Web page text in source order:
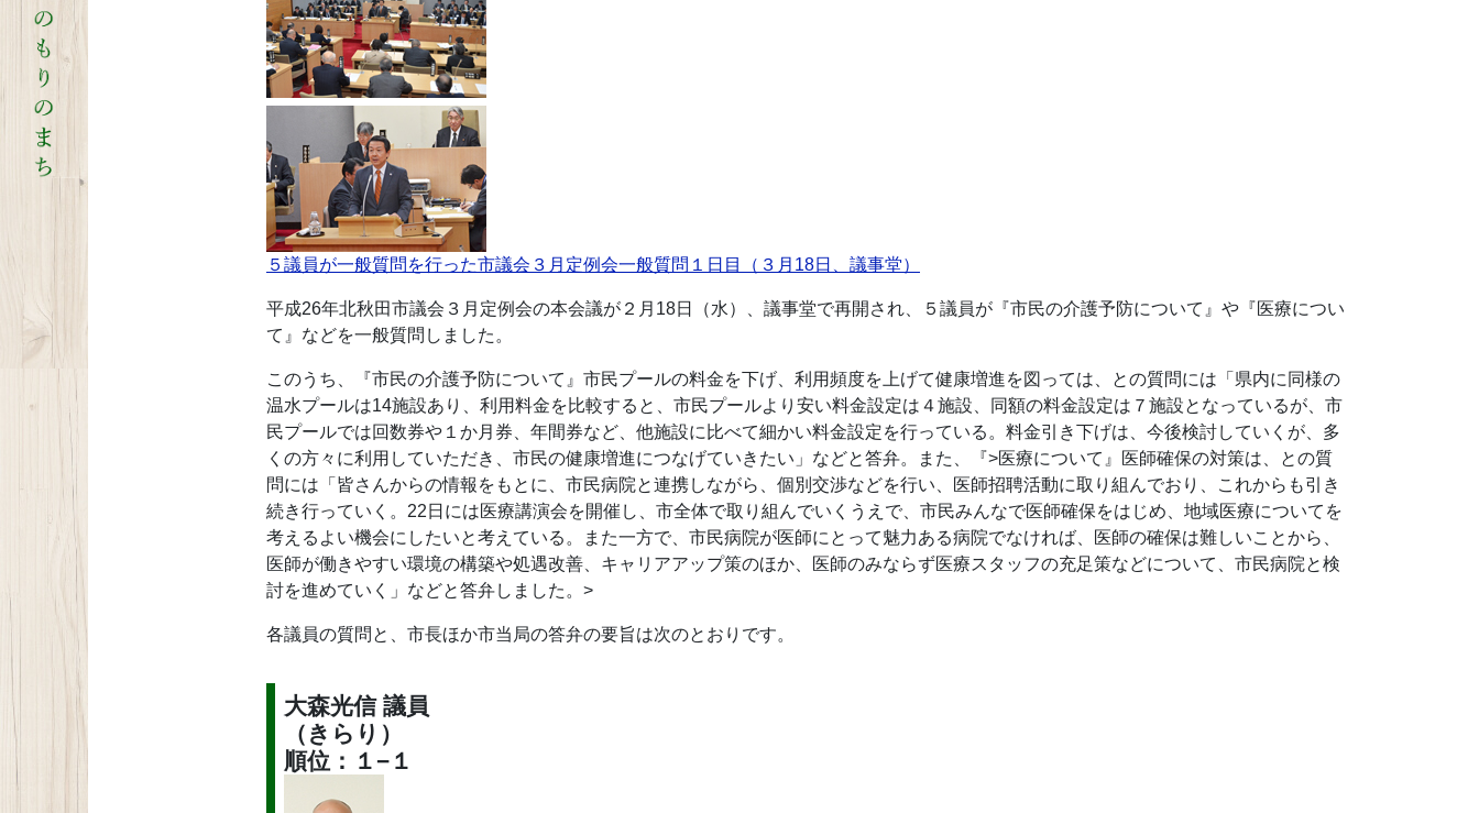
５議員が一般質問を行った市議会３月定例会一般質問１日目（３月18日、議事堂）
平成26年北秋田市議会３月定例会の本会議が２月18日（水）、議事堂で再開され、５議員が『市民の介護予防について』や『医療につい
て』などを一般質問しました。
このうち、『市民の介護予防について』市民プールの料金を下げ、利用頻度を上げて健康増進を図っては、との質問には「県内に同様の
温水プールは14施設あり、利用料金を比較すると、市民プールより安い料金設定は４施設、同額の料金設定は７施設となっているが、市
民プールでは回数券や１か月券、年間券など、他施設に比べて細かい料金設定を行っている。料金引き下げは、今後検討していくが、多
くの方々に利用していただき、市民の健康増進につなげていきたい」などと答弁。また、『>医療について』医師確保の対策は、との質
問には「皆さんからの情報をもとに、市民病院と連携しながら、個別交渉などを行い、医師招聘活動に取り組んでおり、これからも引き
続き行っていく。22日には医療講演会を開催し、市全体で取り組んでいくうえで、市民みんなで医師確保をはじめ、地域医療についてを
考えるよい機会にしたいと考えている。また一方で、市民病院が医師にとって魅力ある病院でなければ、医師の確保は難しいことから、
医師が働きやすい環境の構築や処遇改善、キャリアアップ策のほか、医師のみならず医療スタッフの充足策などについて、市民病院と検
討を進めていく」などと答弁しました。>
各議員の質問と、市長ほか市当局の答弁の要旨は次のとおりです。
大森光信 議員
（きらり）
順位：１−１